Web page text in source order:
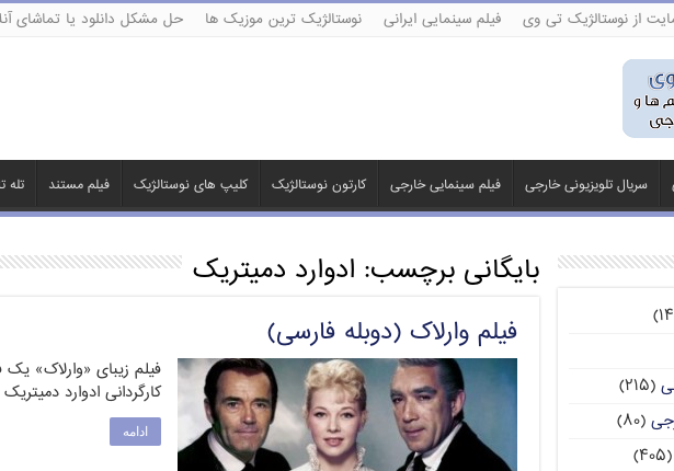
از نوستالژیک تی وی فیلم سینمایی ایرانی نوستالژیک ترین موزیک ها حل مشکل دانلود یا تماشای
سریال تلویزیونی خارجی فیلم سینمایی خارجی کارتون نوستالژیک کلیپ های نوستالژیک فیلم مستند تله
بایگانی برچسب: ادوارد دمیتریک
فیلم وارلاک (دوبله فارسی)
فیلم زیبای «وارلاک»
کارگردانی ادوارد دمیتریک است که
ادامه
(۲۱۵)
(۸۰)
(۴۰۵)